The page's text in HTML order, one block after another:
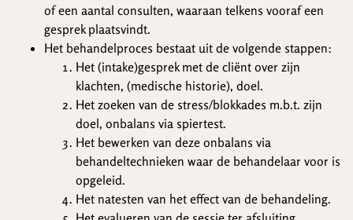
of een aantal consulten, waaraan telkens vooraf een
gesprek plaatsvindt.
Het behandelproces bestaat uit de volgende stappen:
Het (intake)gesprek met de cliënt over zijn
klachten, (medische historie), doel.
Het zoeken van de stress/blokkades m.b.t. zijn
doel, onbalans via spiertest.
Het bewerken van deze onbalans via
behandeltechnieken waar de behandelaar voor is
opgeleid.
Het natesten van het effect van de behandeling.